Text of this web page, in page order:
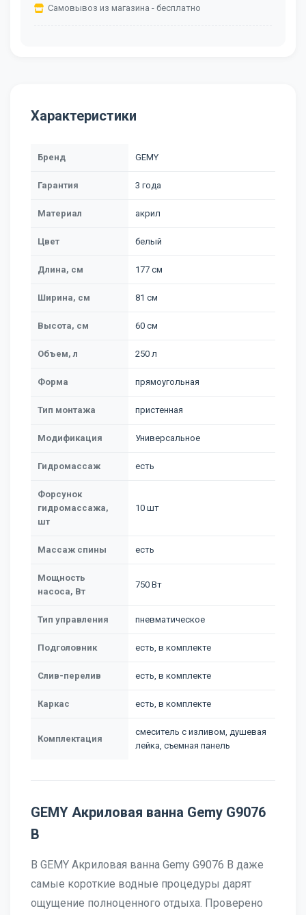
Самовывоз из магазина - бесплатно
Характеристики
Бренд GEMY
Гарантия 3 года
Материал акрил
Цвет белый
Длина, см 177 см
Ширина, см 81 см
Высота, см 60 см
Объем, л 250 л
Форма прямоугольная
Тип монтажа пристенная
Модификация Универсальное
Гидромассаж есть
Форсунок
гидромассажа,
шт
10 шт
Массаж спины есть
Мощность
насоса, Вт
750 Вт
Тип управления пневматическое
Подголовник есть, в комплекте
Слив-перелив есть, в комплекте
Каркас есть, в комплекте
Комплектация
смеситель с изливом, душевая
лейка, съемная панель
GEMY Акриловая ванна Gemy G9076
B
В GEMY Акриловая ванна Gemy G9076 B даже
самые короткие водные процедуры дарят
ощущение полноценного отдыха. Проверено